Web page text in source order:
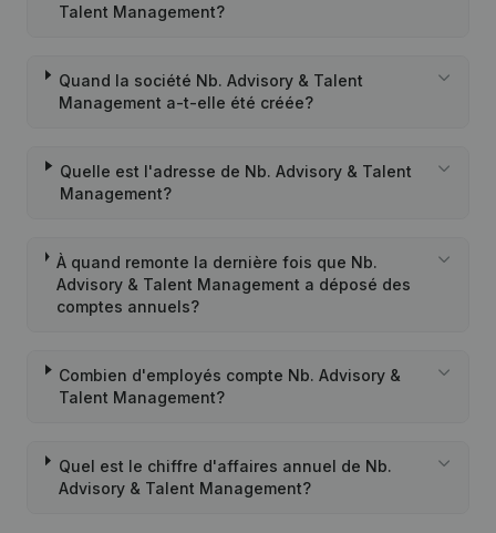
Talent Management?
Quand la société Nb. Advisory & Talent
Management a-t-elle été créée?
Quelle est l'adresse de Nb. Advisory & Talent
Management?
À quand remonte la dernière fois que Nb.
Advisory & Talent Management a déposé des
comptes annuels?
Combien d'employés compte Nb. Advisory &
Talent Management?
Quel est le chiffre d'affaires annuel de Nb.
Advisory & Talent Management?